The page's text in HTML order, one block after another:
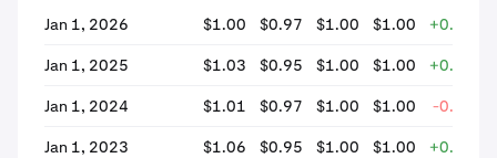
Jan 1, 2026
$1.00 $0.97 $1.00 $1.00 +0.07%
Jan 1, 2025 $1.03 $0.95 $1.00 $1.00 +0.05%
Jan 1, 2024 $1.01 $0.97 $1.00 $1.00 -0.18%
Jan 1, 2023 $1.06 $0.95 $1.00 $1.00 +0.03%